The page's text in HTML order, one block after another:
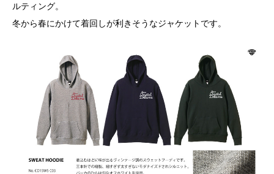
ルティング。
冬から春にかけて着回しが利きそうなジャケットです。